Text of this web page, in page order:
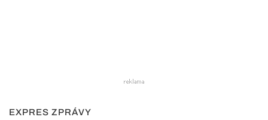
EXPRES ZPRÁVY